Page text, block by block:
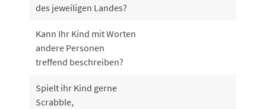
des jeweiligen Landes?
Kann Ihr Kind mit Worten
andere Personen
treffend beschreiben?
Spielt ihr Kind gerne
Scrabble,